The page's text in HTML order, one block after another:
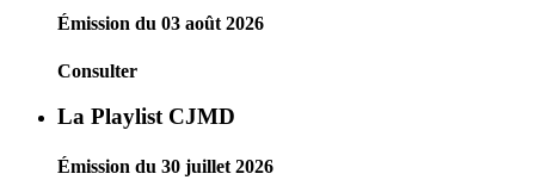
Émission du 03 août 2026
Consulter
La Playlist CJMD
Émission du 30 juillet 2026